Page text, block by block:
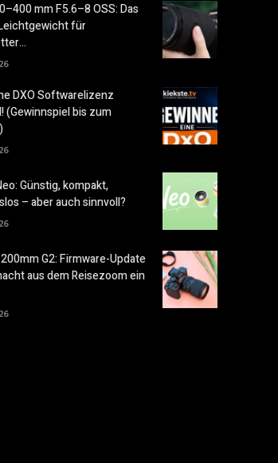
mm F5.6–8 OSS: Das
für
DXO Softwarelizenz
(Gewinnspiel bis zum
Günstig, kompakt,
– aber auch sinnvoll?
G2: Firmware-Update
aus dem Reisezoom ein